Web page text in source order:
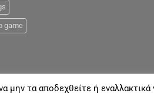
game
τα αποδεχθείτε ή εναλλακτικά